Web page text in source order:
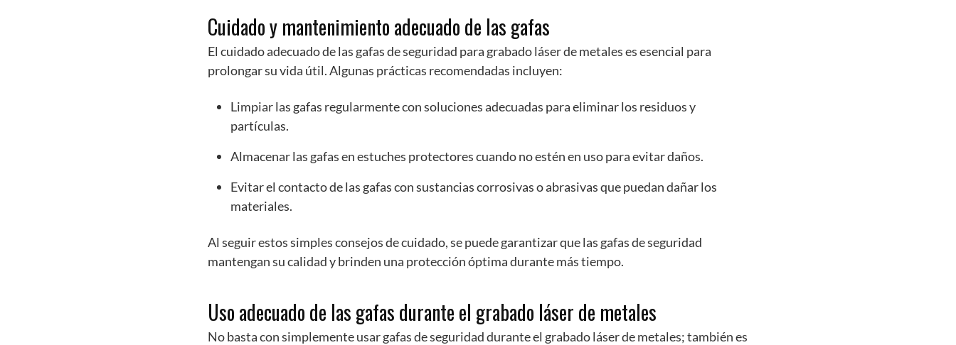
Cuidado y mantenimiento adecuado de las gafas
El cuidado adecuado de las gafas de seguridad para grabado láser de metales es esencial para
prolongar su vida útil. Algunas prácticas recomendadas incluyen:
Limpiar las gafas regularmente con soluciones adecuadas para eliminar los residuos y
partículas.
Almacenar las gafas en estuches protectores cuando no estén en uso para evitar daños.
Evitar el contacto de las gafas con sustancias corrosivas o abrasivas que puedan dañar los
materiales.
Al seguir estos simples consejos de cuidado, se puede garantizar que las gafas de seguridad
mantengan su calidad y brinden una protección óptima durante más tiempo.
Uso adecuado de las gafas durante el grabado láser de metales
No basta con simplemente usar gafas de seguridad durante el grabado láser de metales; también es